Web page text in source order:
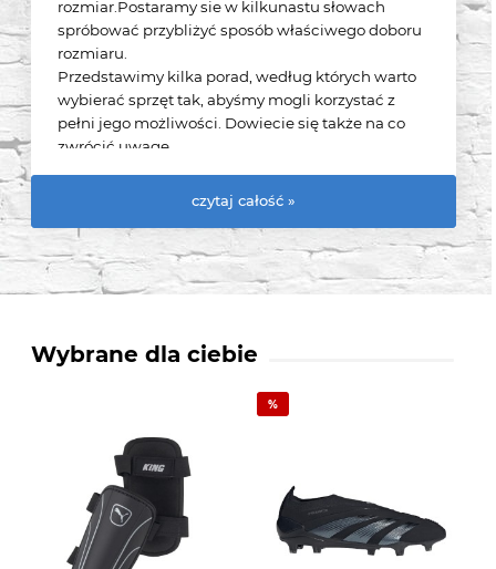
rozmiar.Postaramy sie w kilkunastu słowach
spróbować przybliżyć sposób właściwego doboru
rozmiaru.
Przedstawimy kilka porad, według których warto
wybierać sprzęt tak, abyśmy mogli korzystać z
pełni jego możliwości. Dowiecie się także na co
zwrócić uwagę,
odpowiedni dobór wielkości.
czytaj całość »
Wybrane dla ciebie